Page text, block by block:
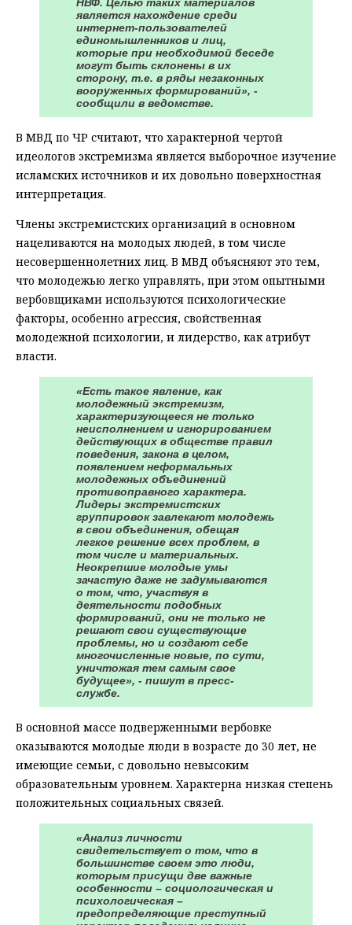
является нахождение среди
интернет-пользователей
единомышленников и лиц,
которые при необходимой беседе
могут быть склонены в их
сторону, т.е. в ряды незаконных
вооруженных формирований», -
сообщили в ведомстве.
В МВД по ЧР считают, что характерной чертой
идеологов экстремизма является выборочное изучение
исламских источников и их довольно поверхностная
интерпретация.
Члены экстремистских организаций в основном
нацеливаются на молодых людей, в том числе
несовершеннолетних лиц. В МВД объясняют это тем,
что молодежью легко управлять, при этом опытными
вербовщиками используются психологические
факторы, особенно агрессия, свойственная
молодежной психологии, и лидерство, как атрибут
власти.
«Есть такое явление, как
молодежный экстремизм,
характеризующееся не только
неисполнением и игнорированием
действующих в обществе правил
поведения, закона в целом,
появлением неформальных
молодежных объединений
противоправного характера.
Лидеры экстремистских
группировок завлекают молодежь
в свои объединения, обещая
легкое решение всех проблем, в
том числе и материальных.
Неокрепшие молодые умы
зачастую даже не задумываются
о том, что, участвуя в
деятельности подобных
формирований, они не только не
решают свои существующие
проблемы, но и создают себе
многочисленные новые, по сути,
уничтожая тем самым свое
будущее», - пишут в пресс-
службе.
В основной массе подверженными вербовке
оказываются молодые люди в возрасте до 30 лет, не
имеющие семьи, с довольно невысоким
образовательным уровнем. Характерна низкая степень
положительных социальных связей.
«Анализ личности
свидетельствует о том, что в
большинстве своем это люди,
которым присущи две важные
особенности – социологическая и
психологическая –
предопределяющие преступный